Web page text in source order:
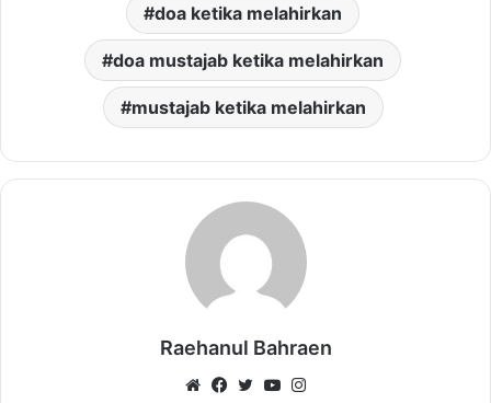
doa ketika melahirkan
doa mustajab ketika melahirkan
mustajab ketika melahirkan
Raehanul Bahraen
WebsiteFacebook
TwitterYouTube